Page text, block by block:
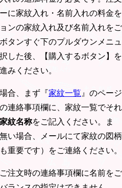
に家紋入れ・名前入れの料金を
ンの家紋入れ及び名前入れをご
タンすぐ下のプルダウンメニュ
した後、【購入するボタン】を
みください。
合、まず『家紋一覧 』のページ
連絡事項欄に、家紋一覧でそれ
紋名称をご記入ください。ま
い場合、メールにて家紋の図柄
重要です）をご連絡ください。
注文時の連絡事項欄に名前をご